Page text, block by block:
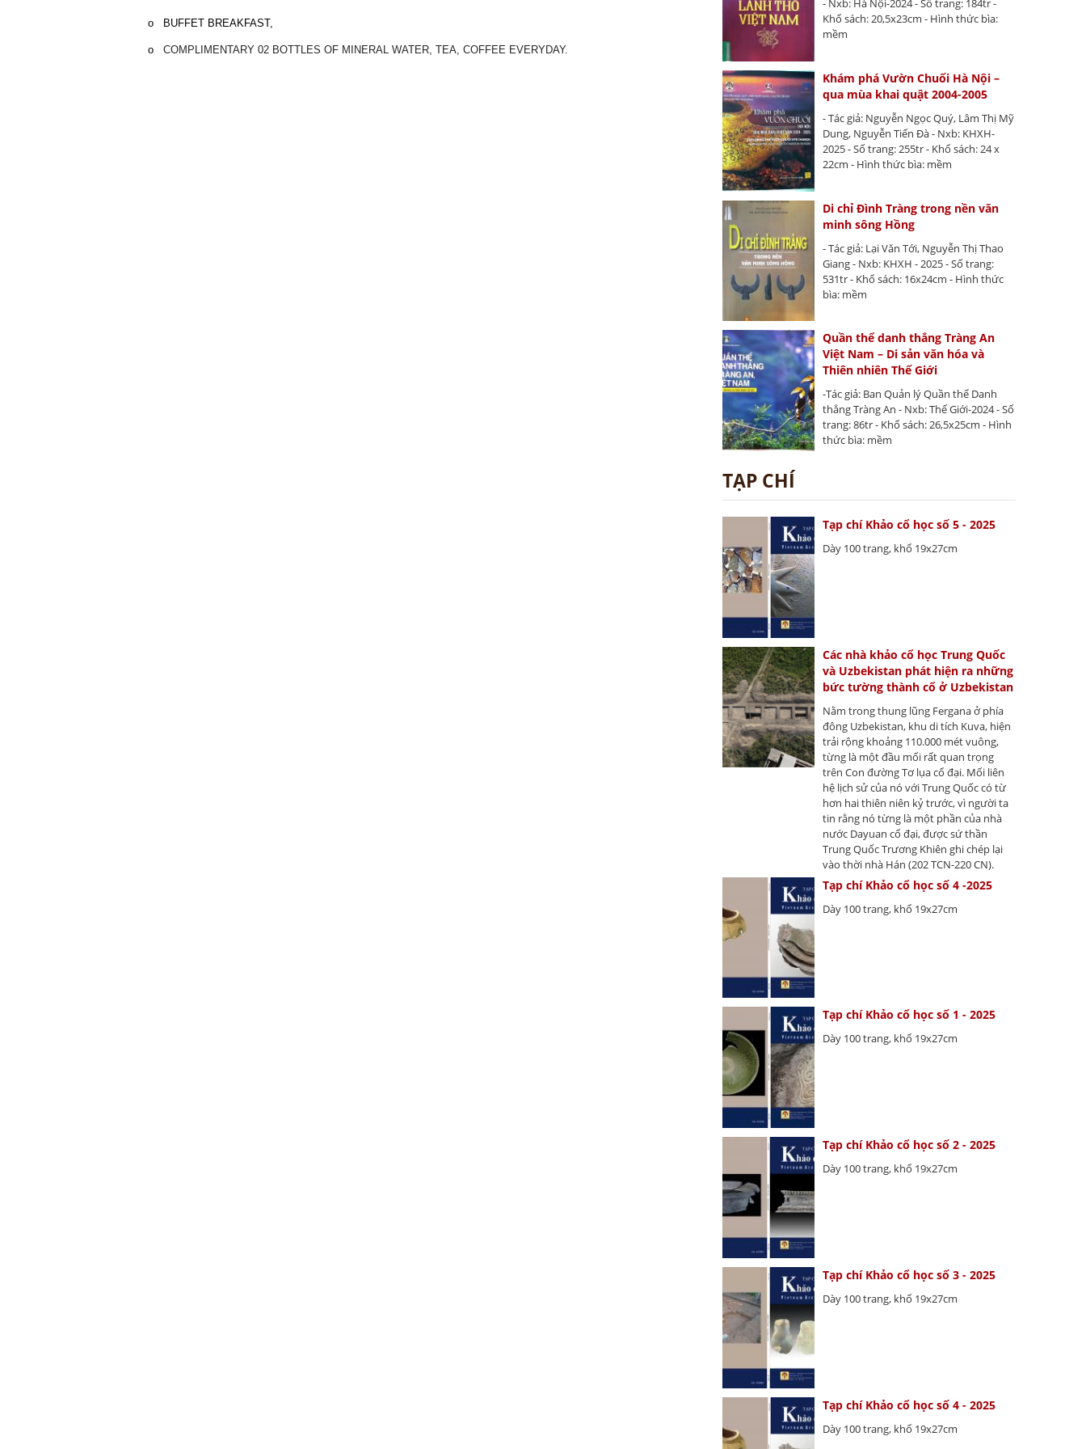
o BUFFET BREAKFAST,
o COMPLIMENTARY 02 BOTTLES OF MINERAL WATER, TEA, COFFEE EVERYDAY.
- Nxb: Hà Nội-2024 - Số trang: 184tr -
Khổ sách: 20,5x23cm - Hình thức bìa:
mềm
Khám phá Vườn Chuối Hà Nội –
qua mùa khai quật 2004-2005
- Tác giả: Nguyễn Ngọc Quý, Lâm Thị Mỹ
Dung, Nguyễn Tiến Đà - Nxb: KHXH-
2025 - Số trang: 255tr - Khổ sách: 24 x
22cm - Hình thức bìa: mềm
Di chỉ Đình Tràng trong nền văn
minh sông Hồng
- Tác giả: Lại Văn Tới, Nguyễn Thị Thao
Giang - Nxb: KHXH - 2025 - Số trang:
531tr - Khổ sách: 16x24cm - Hình thức
bìa: mềm
Quần thể danh thắng Tràng An
Việt Nam – Di sản văn hóa và
Thiên nhiên Thế Giới
-Tác giả: Ban Quản lý Quần thể Danh
thắng Tràng An - Nxb: Thế Giới-2024 - Số
trang: 86tr - Khổ sách: 26,5x25cm - Hình
thức bìa: mềm
TẠP CHÍ
Tạp chí Khảo cổ học số 5 - 2025
Dày 100 trang, khổ 19x27cm
Các nhà khảo cổ học Trung Quốc
và Uzbekistan phát hiện ra những
bức tường thành cổ ở Uzbekistan
Nằm trong thung lũng Fergana ở phía
đông Uzbekistan, khu di tích Kuva, hiện
trải rộng khoảng 110.000 mét vuông,
từng là một đầu mối rất quan trọng
trên Con đường Tơ lụa cổ đại. Mối liên
hệ lịch sử của nó với Trung Quốc có từ
hơn hai thiên niên kỷ trước, vì người ta
tin rằng nó từng là một phần của nhà
nước Dayuan cổ đại, được sứ thần
Trung Quốc Trương Khiên ghi chép lại
vào thời nhà Hán (202 TCN-220 CN).
Tạp chí Khảo cổ học số 4 -2025
Dày 100 trang, khổ 19x27cm
Tạp chí Khảo cổ học số 1 - 2025
Dày 100 trang, khổ 19x27cm
Tạp chí Khảo cổ học số 2 - 2025
Dày 100 trang, khổ 19x27cm
Tạp chí Khảo cổ học số 3 - 2025
Dày 100 trang, khổ 19x27cm
Tạp chí Khảo cổ học số 4 - 2025
Dày 100 trang, khổ 19x27cm